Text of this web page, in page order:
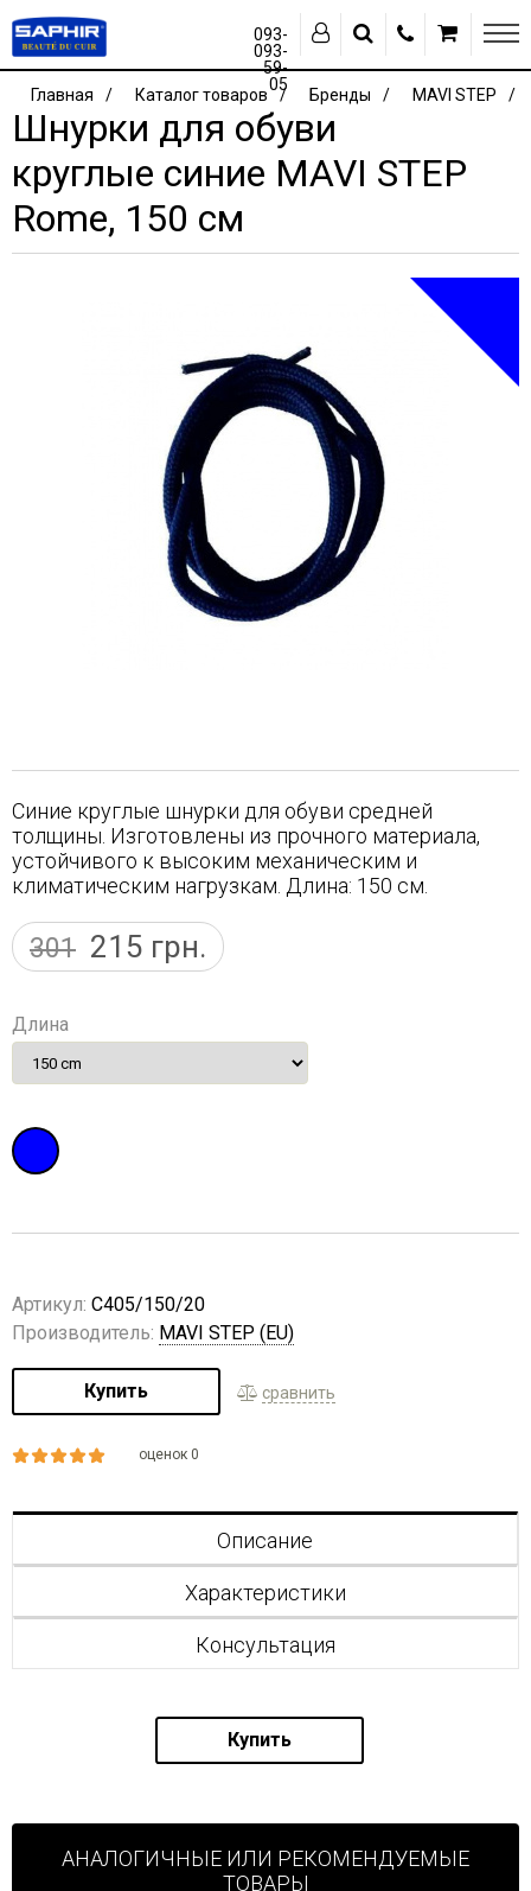
093-
093-
59-
05
Главная Каталог товаров Бренды MAVI STEP
Шнурки для обуви
круглые синие MAVI STEP
Rome, 150 см
Синие круглые шнурки для обуви средней
толщины. Изготовлены из прочного материала,
устойчивого к высоким механическим и
климатическим нагрузкам. Длина: 150 см.
301 215 грн.
Длина
Артикул: C405/150/20
Производитель: MAVI STEP (EU)
Купить сравнить
оценок 0
Описание
Характеристики
Консультация
Купить
АНАЛОГИЧНЫЕ ИЛИ РЕКОМЕНДУЕМЫЕ
ТОВАРЫ